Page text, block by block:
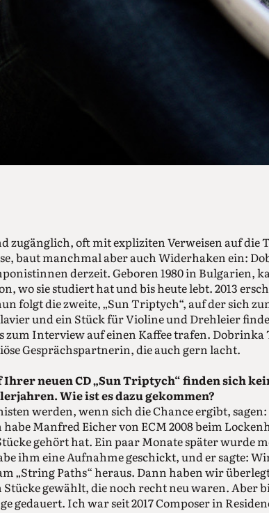
zugänglich, oft mit expliziten Verweisen auf die
baut manchmal aber auch Widerhaken ein:
derzeit. Geboren 1980 in Bulgarien,
wo sie studiert hat und bis heute lebt. 2013
folgt die zweite, „Sun Triptych“, auf der sich
und ein Stück für Violine und Drehleier
Interview auf einen Kaffee trafen. Dobrinka
Gesprächspartnerin, die auch gern lacht.
Ihrer neuen CD „Sun Triptych“ finden sich
Wie ist es dazu gekommen?
werden, wenn sich die Chance ergibt,
Manfred Eicher von ECM 2008 beim
gehört hat. Ein paar Monate später wurde
ihm eine Aufnahme geschickt, und er sagte:
„String Paths“ heraus. Dann haben wir
gewählt, die noch recht neu waren. Aber
gedauert. Ich war seit 2017 Composer in